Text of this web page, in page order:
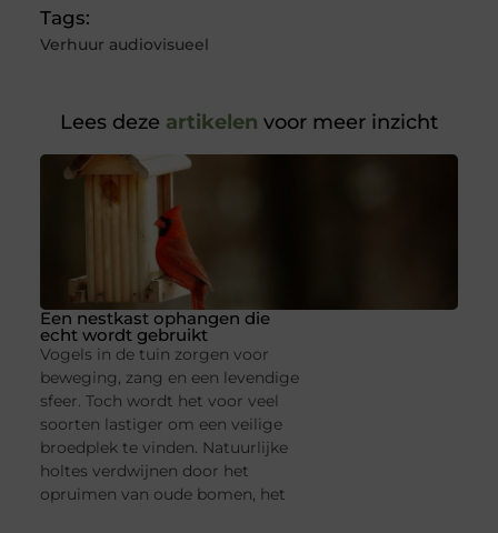
Tags:
Verhuur audiovisueel
Lees deze artikelen voor meer inzicht
Een nestkast ophangen die
echt wordt gebruikt
Vogels in de tuin zorgen voor
beweging, zang en een levendige
sfeer. Toch wordt het voor veel
soorten lastiger om een veilige
broedplek te vinden. Natuurlijke
holtes verdwijnen door het
opruimen van oude bomen, het